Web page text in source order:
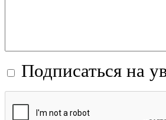
Подписаться на